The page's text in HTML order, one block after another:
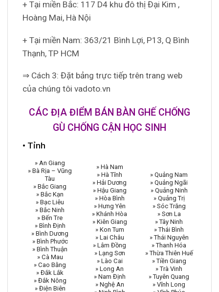
+ Tại miền Bắc: 117 D4 khu đô thị Đại Kim ,
Hoàng Mai, Hà Nội
+ Tại miền Nam: 363/21 Bình Lợi, P13, Q Bình
Thạnh, TP HCM
⇒ Cách 3: Đặt bảng trực tiếp trên trang web
của chúng tôi vadoto.vn
CÁC ĐỊA ĐIỂM BÁN BÀN GHẾ CHỐNG
GÙ CHỐNG CẬN HỌC SINH
• Tỉnh
» An Giang
» Bà Rịa – Vũng
Tàu
» Bắc Giang
» Bắc Kạn
» Bạc Liêu
» Bắc Ninh
» Bến Tre
» Bình Định
» Bình Dương
» Bình Phước
» Bình Thuận
» Cà Mau
» Cao Bằng
» Đắk Lắk
» Đắk Nông
» Điện Biên
» Hà Nam
» Hà Tĩnh
» Hải Dương
» Hậu Giang
» Hòa Bình
» Hưng Yên
» Khánh Hòa
» Kiên Giang
» Kon Tum
» Lai Châu
» Lâm Đồng
» Lạng Sơn
» Lào Cai
» Long An
» Nam Định
» Nghệ An
» Quảng Nam
» Quảng Ngãi
» Quảng Ninh
» Quảng Trị
» Sóc Trăng
» Sơn La
» Tây Ninh
» Thái Bình
» Thái Nguyên
» Thanh Hóa
» Thừa Thiên Huế
» Tiền Giang
» Trà Vinh
» Tuyên Quang
» Vĩnh Long